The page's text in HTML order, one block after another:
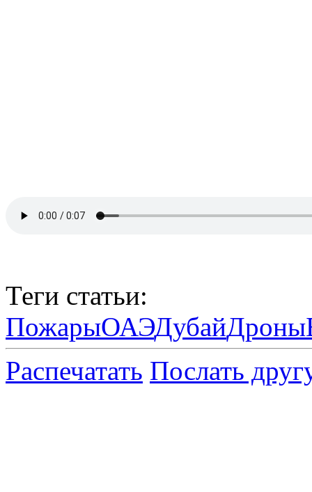
Теги статьи:
ПожарыОАЭДубайДроны
Распечатать Послать